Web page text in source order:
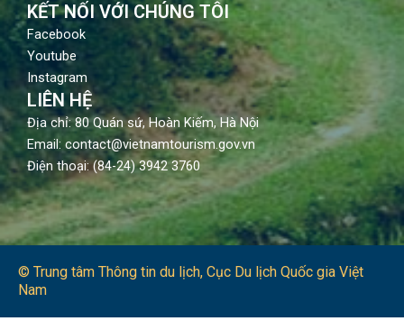
KẾT NỐI VỚI CHÚNG TÔI
Facebook
Youtube
Instagram
LIÊN HỆ
Địa chỉ: 80 Quán sứ, Hoàn Kiếm, Hà Nội
Email: contact@vietnamtourism.gov.vn
Điện thoại: (84-24) 3942 3760
© Trung tâm Thông tin du lịch​, Cục Du lịch Quốc gia Việt
Nam